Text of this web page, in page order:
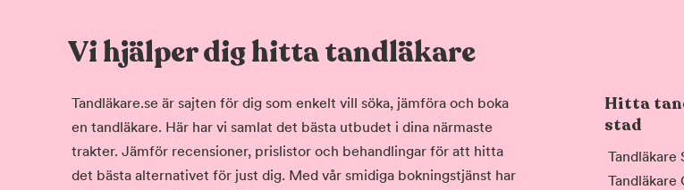
Vi hjälper dig hitta tandläkare
Tandläkare.se är sajten för dig som enkelt vill söka, jämföra och boka
en tandläkare. Här har vi samlat det bästa utbudet i dina närmaste
trakter. Jämför recensioner, prislistor och behandlingar för att hitta
det bästa alternativet för just dig. Med vår smidiga bokningstjänst har
Hitta
stad
Tandläkare
Tandläkare